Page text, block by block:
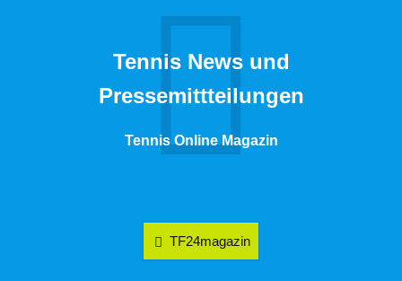
Tennis News und
Pressemittteilungen
Tennis Online Magazin
TF24magazin